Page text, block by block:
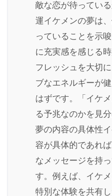
敵な恋が待ってい
運イケメンの夢は
っていることを示
に充実感を感じる
フレッシュを大切
ブなエネルギーが
はずです。「イケ
る予兆なのかを見
夢の内容の具体性
容が具体的であれ
なメッセージを持
す。例えば、イケ
特別な体験を共有